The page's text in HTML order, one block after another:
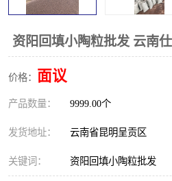
资阳回填小陶粒批发 云南
价格： 面议
产品数量： 9999.00个
发货地址： 云南省昆明呈贡区
关键词： 资阳回填小陶粒批发